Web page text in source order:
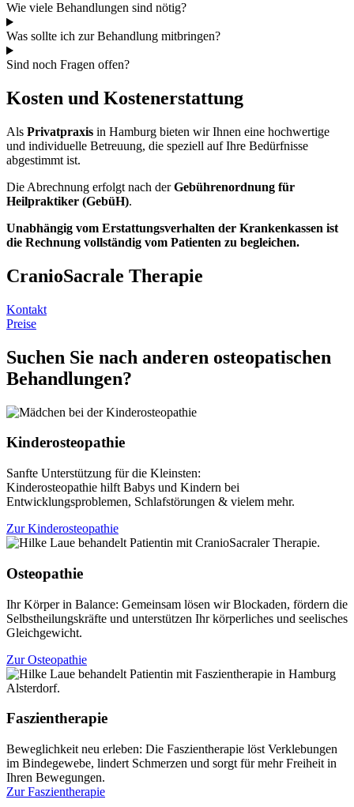
Wie viele Behandlungen sind nötig?
Was sollte ich zur Behandlung mitbringen?
Sind noch Fragen offen?
Kosten und Kostenerstattung
Als Privatpraxis in Hamburg bieten wir Ihnen eine hochwertige
und individuelle Betreuung, die speziell auf Ihre Bedürfnisse
abgestimmt ist.
Die Abrechnung erfolgt nach derGebührenordnung für
Heilpraktiker (GebüH).
Unabhängig vom Erstattungsverhalten der Krankenkassen ist
die Rechnung vollständig vom Patienten zu begleichen.
CranioSacrale Therapie
Kontakt
Preise
Suchen Sie nach anderen osteopatischen
Behandlungen?
Kinderosteopathie
Sanfte Unterstützung für die Kleinsten:
Kinderosteopathie hilft Babys und Kindern bei
Entwicklungsproblemen, Schlafstörungen & vielem mehr.
Zur Kinderosteopathie
Osteopathie
Ihr Körper in Balance: Gemeinsam lösen wir Blockaden, fördern die
Selbstheilungskräfte und unterstützen Ihr körperliches und seelisches
Gleichgewicht.
Zur Osteopathie
Faszientherapie
Beweglichkeit neu erleben: Die Faszientherapie löst Verklebungen
im Bindegewebe, lindert Schmerzen und sorgt für mehr Freiheit in
Ihren Bewegungen.
Zur Faszientherapie